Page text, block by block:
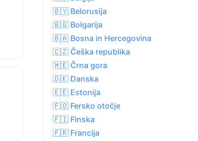
🇧🇾 Belorusija
🇧🇬 Bolgarija
🇧🇦 Bosna in Hercegovina
🇨🇿 Češka republika
🇲🇪 Črna gora
🇩🇰 Danska
🇪🇪 Estonija
🇫🇴 Fersko otočje
🇫🇮 Finska
🇫🇷 Francija